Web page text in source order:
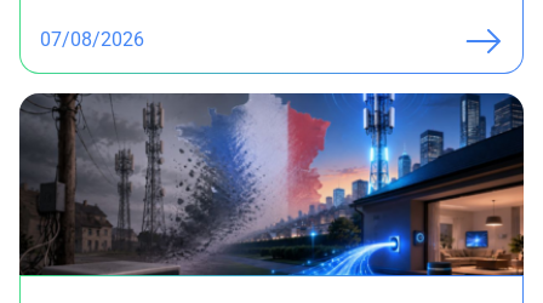
07/08/2026